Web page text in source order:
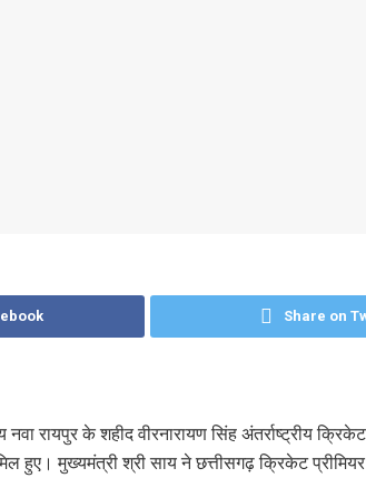
Share on
नवा रायपुर के शहीद वीरनारायण सिंह अंतर्राष्ट्रीय
हुए। मुख्यमंत्री श्री साय ने छत्तीसगढ़ क्रिकेट